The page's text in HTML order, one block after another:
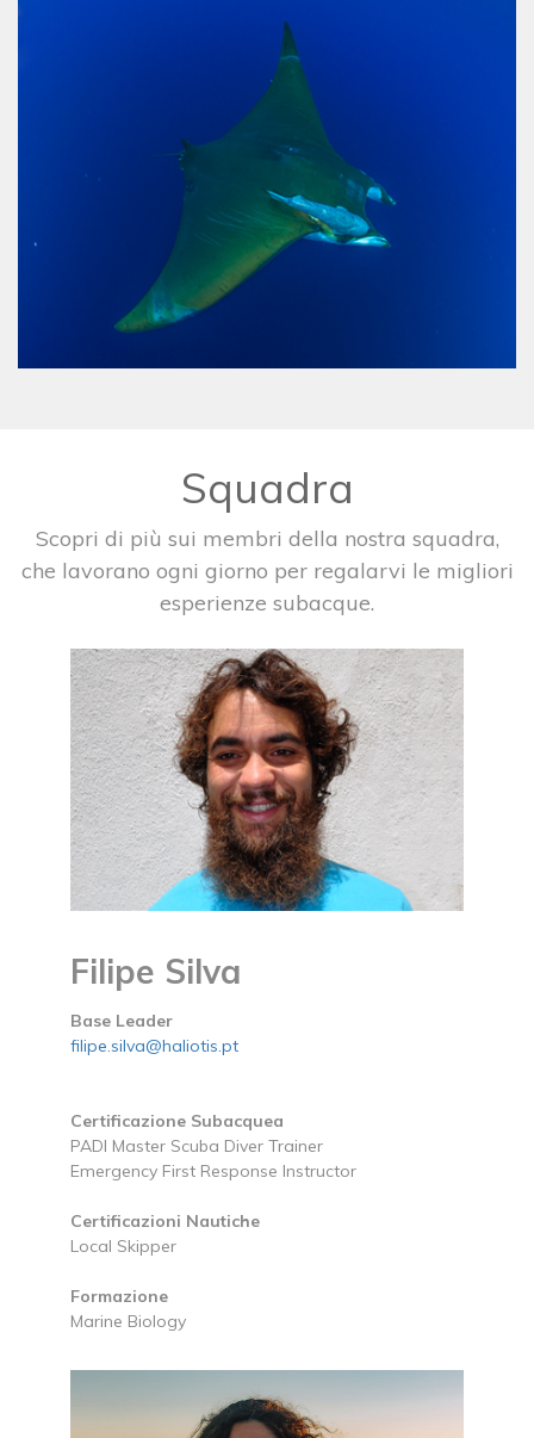
Squadra
Scopri di più sui membri della nostra squadra,
che lavorano ogni giorno per regalarvi le migliori
esperienze subacque.
Filipe Silva
Base Leader
filipe.silva@haliotis.pt
Certificazione Subacquea
PADI Master Scuba Diver Trainer
Emergency First Response Instructor
Certificazioni Nautiche
Local Skipper
Formazione
Marine Biology